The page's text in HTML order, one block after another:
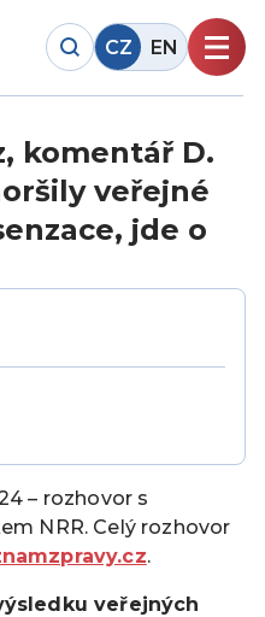
CZ EN
komentář D.
veřejné
jde o
– rozhovor s
NRR. Celý rozhovor
.
veřejných